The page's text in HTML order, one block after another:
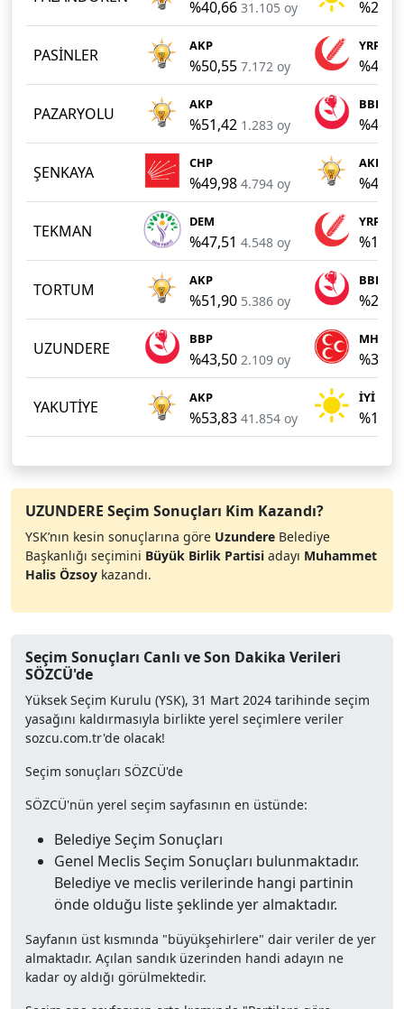
%40,66 31.105 oy
PASİNLER AKP
%50,55 7.172 oy
YRP
PAZARYOLU AKP
%51,42 1.283 oy
BBP
ŞENKAYA CHP
%49,98 4.794 oy
AKP
TEKMAN DEM
%47,51 4.548 oy
YRP
TORTUM AKP
%51,90 5.386 oy
BBP
UZUNDERE BBP
%43,50 2.109 oy
MHP
YAKUTİYE AKP
%53,83 41.854 oy
İYİ
UZUNDERE Seçim Sonuçları Kim Kazandı?
YSK’nın kesin sonuçlarına göre Uzundere Belediye
Başkanlığı seçimini Büyük Birlik Partisi adayı Muhammet
Halis Özsoy kazandı.
Seçim Sonuçları Canlı ve Son Dakika Verileri
SÖZCÜ'de
Yüksek Seçim Kurulu (YSK), 31 Mart 2024 tarihinde seçim
yasağını kaldırmasıyla birlikte yerel seçimlere veriler
sozcu.com.tr'de olacak!
Seçim sonuçları SÖZCÜ'de
SÖZCÜ'nün yerel seçim sayfasının en üstünde:
Belediye Seçim Sonuçları
Genel Meclis Seçim Sonuçları bulunmaktadır.
Belediye ve meclis verilerinde hangi partinin
önde olduğu liste şeklinde yer almaktadır.
Sayfanın üst kısmında "büyükşehirlere" dair veriler de yer
almaktadır. Açılan sandık üzerinden handi adayın ne
kadar oy aldığı görülmektedir.